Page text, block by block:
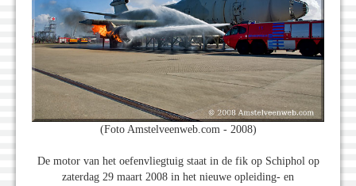
(Foto Amstelveenweb.com - 2008)
De motor van het oefenvliegtuig staat in de fik op Schiphol op
zaterdag 29 maart 2008 in het nieuwe opleiding- en